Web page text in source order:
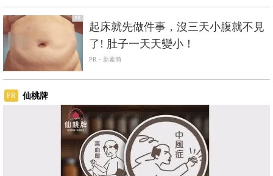
PR
起床就先做件事，沒三天小腹就不見
了! 肚子一天天變小！
PR・新素簡
PR 仙桃牌